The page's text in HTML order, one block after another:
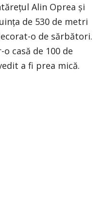
Alin Oprea și
de 530 de metri
o de sărbători.
casă de 100 de
a fi prea mică.